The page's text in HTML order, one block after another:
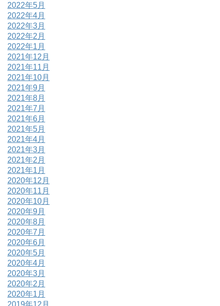
2022年5月
2022年4月
2022年3月
2022年2月
2022年1月
2021年12月
2021年11月
2021年10月
2021年9月
2021年8月
2021年7月
2021年6月
2021年5月
2021年4月
2021年3月
2021年2月
2021年1月
2020年12月
2020年11月
2020年10月
2020年9月
2020年8月
2020年7月
2020年6月
2020年5月
2020年4月
2020年3月
2020年2月
2020年1月
2019年12月